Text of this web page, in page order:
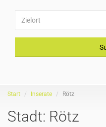
Start Inserate Rötz
Stadt: Rötz